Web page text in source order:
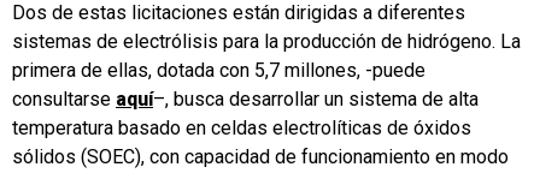
Dos de estas licitaciones están dirigidas a diferentes
sistemas de electrólisis para la producción de hidrógeno. La
primera de ellas, dotada con 5,7 millones, -puede
consultarse aquí–, busca desarrollar un sistema de alta
temperatura basado en celdas electrolíticas de óxidos
sólidos (SOEC), con capacidad de funcionamiento en modo